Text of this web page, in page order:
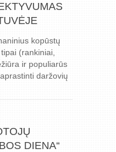
kopūstų
(rankiniai,
ir populiarūs
daržovių
DIENA“